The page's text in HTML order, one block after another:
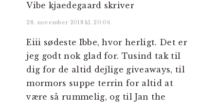
Vibe kjaedegaard skriver
28. november 2018 kl. 20:06
Eiii sødeste Ibbe, hvor herligt. Det er
jeg godt nok glad for. Tusind tak til
dig for de altid dejlige giveaways, til
mormors suppe terrin for altid at
være så rummelig, og til Jan the